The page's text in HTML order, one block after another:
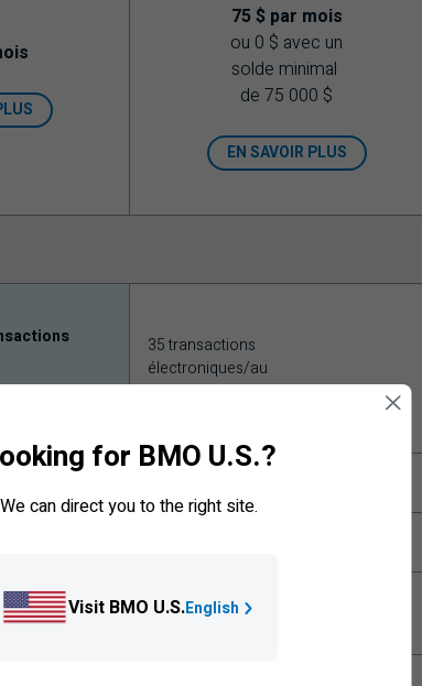
75 $ par mois
ou 0 $ avec un
solde minimal
de 75 000 $
EN SAVOIR PLUS
35 transactions
électroniques/au
GA et en succursale
Illimité
for BMO U.S.?
We can direct you to the right site.
Visit BMO U.S.English